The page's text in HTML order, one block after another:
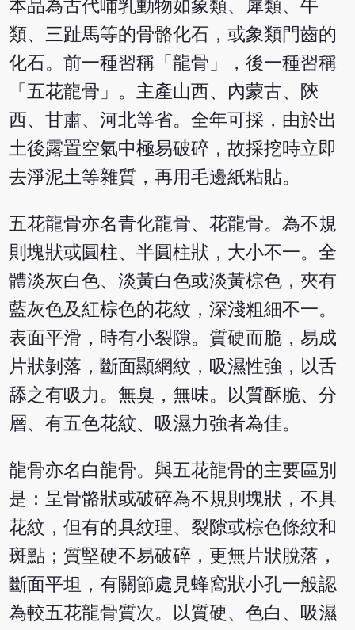
本品為古代哺乳動物如象類、犀類、牛
類、三趾馬等的骨骼化石，或象類門齒的
化石。前一種習稱「龍骨」，後一種習稱
「五花龍骨」。主產山西、內蒙古、陝
西、甘肅、河北等省。全年可採，由於出
土後露置空氣中極易破碎，故採挖時立即
去淨泥土等雜質，再用毛邊紙粘貼。
五花龍骨亦名青化龍骨、花龍骨。為不規
則塊狀或圓柱、半圓柱狀，大小不一。全
體淡灰白色、淡黃白色或淡黃棕色，夾有
藍灰色及紅棕色的花紋，深淺粗細不一。
表面平滑，時有小裂隙。質硬而脆，易成
片狀剝落，斷面顯網紋，吸濕性強，以舌
舔之有吸力。無臭，無味。以質酥脆、分
層、有五色花紋、吸濕力強者為佳。
龍骨亦名白龍骨。與五花龍骨的主要區別
是：呈骨骼狀或破碎為不規則塊狀，不具
花紋，但有的具紋理、裂隙或棕色條紋和
斑點；質堅硬不易破碎，更無片狀脫落，
斷面平坦，有關節處見蜂窩狀小孔一般認
為較五花龍骨質次。以質硬、色白、吸濕